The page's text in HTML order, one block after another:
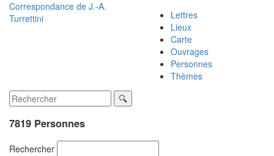
Correspondance de J.-A.
Turrettini
Lettres
Lieux
Carte
Ouvrages
Personnes
Thèmes
7819 Personnes
Rechercher